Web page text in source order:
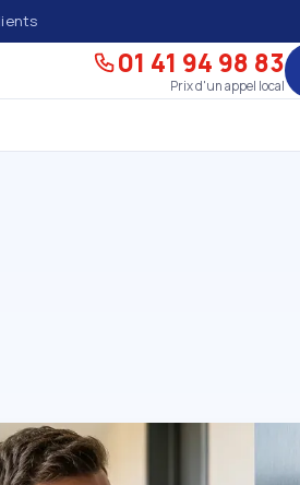
01 41 94 98 83
Prix d'un appel local